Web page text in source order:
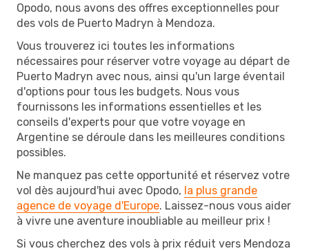
Opodo, nous avons des offres exceptionnelles pour
des vols de Puerto Madryn à Mendoza.
Vous trouverez ici toutes les informations
nécessaires pour réserver votre voyage au départ de
Puerto Madryn avec nous, ainsi qu'un large éventail
d'options pour tous les budgets. Nous vous
fournissons les informations essentielles et les
conseils d'experts pour que votre voyage en
Argentine se déroule dans les meilleures conditions
possibles.
Ne manquez pas cette opportunité et réservez votre
vol dès aujourd'hui avec Opodo, la plus grande
agence de voyage d'Europe. Laissez-nous vous aider
à vivre une aventure inoubliable au meilleur prix !
Si vous cherchez des vols à prix réduit vers Mendoza